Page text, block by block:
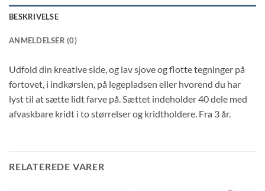
BESKRIVELSE
ANMELDELSER (0)
Udfold din kreative side, og lav sjove og flotte tegninger på
fortovet, i indkørslen, på legepladsen eller hvorend du har
lyst til at sætte lidt farve på. Sættet indeholder 40 dele med
afvaskbare kridt i to størrelser og kridtholdere. Fra 3 år.
RELATEREDE VARER